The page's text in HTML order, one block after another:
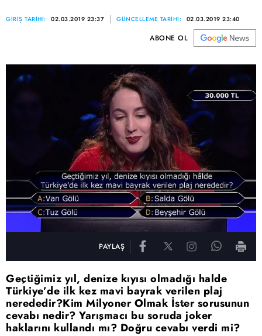
GİRİŞ TARİHİ: 02.03.2019 23:37 GÜNCELLEME TARİHİ: 02.03.2019 23:40
ABONE OL
PAYLAŞ
Geçtiğimiz yıl, denize kıyısı olmadığı halde
Türkiye’de ilk kez mavi bayrak verilen plaj
nerededir?Kim Milyoner Olmak İster sorusunun
cevabı nedir? Yarışmacı bu soruda joker
haklarını kullandı mı? Doğru cevabı verdi mi?